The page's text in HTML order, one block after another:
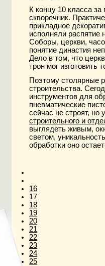
К концу 10 класса
скворечник.
прикладное
исполняли распятие
Соборы, церкви,
понятие династия
Дело в том, что
трон мог изготовить
Поэтому столярные
строительства.
инструментов для
пневматические
сейчас не строят, но
строительного и
выглядеть живым,
светом,
обработки оно
16
17
18
19
20
21
22
23
24
25